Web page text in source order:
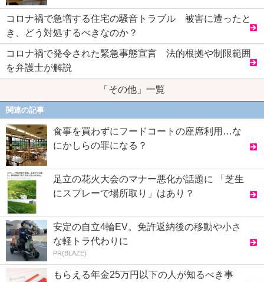
コロナ禍で急増する住宅の騒音トラブル 被害に遭ったと
き、どう対処するべきなのか？
コロナ禍で発令された緊急事態宣言 法的根拠や制限範囲
を弁護士が解説
「その他」一覧
関連の記事
食事を買わずにフードコートの座席利用…な
にかしらの罪になる？
足立の花火大会のマナー悪化が話題に 「芝生
にスプレーで場所取り」はあり？
安定の自立4輪EV。免許返納後の移動や小さ
な軽トラ代わりに
PR(BLAZE)
もらえる年金25万円以下の人が知るべき事